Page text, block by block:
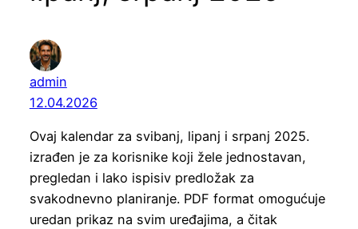
admin
12.04.2026
Ovaj kalendar za svibanj, lipanj i srpanj 2025.
izrađen je za korisnike koji žele jednostavan,
pregledan i lako ispisiv predložak za
svakodnevno planiranje. PDF format omogućuje
uredan prikaz na svim uređajima, a čitak